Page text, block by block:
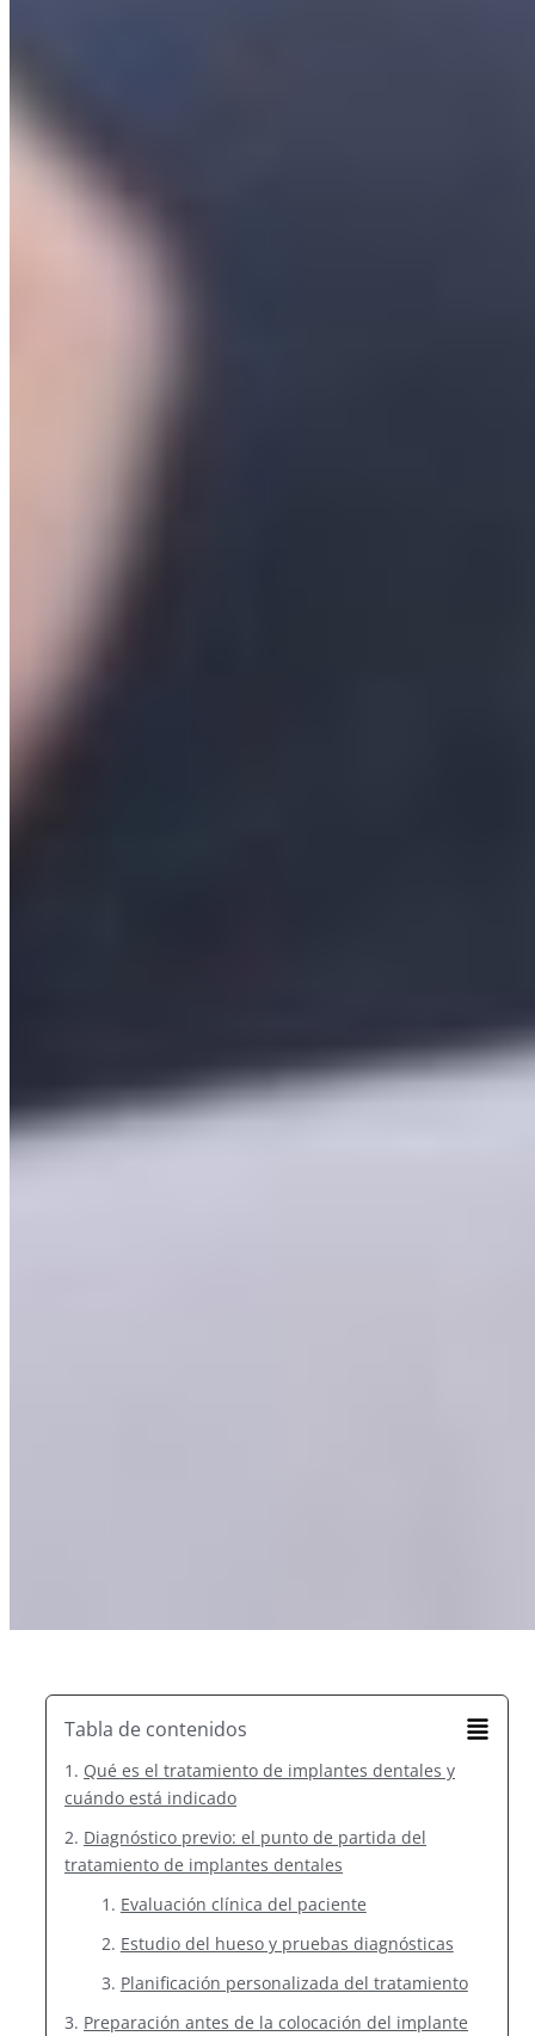
Tabla de contenidos
Qué es el tratamiento de implantes dentales y
cuándo está indicado
Diagnóstico previo: el punto de partida del
tratamiento de implantes dentales
Evaluación clínica del paciente
Estudio del hueso y pruebas diagnósticas
Planificación personalizada del tratamiento
Preparación antes de la colocación del implante